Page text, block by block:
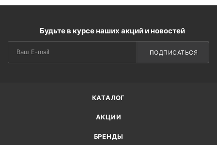
Будьте в курсе наших акций и новостей
ПОДПИСАТЬСЯ
КАТАЛОГ
АКЦИИ
БРЕНДЫ